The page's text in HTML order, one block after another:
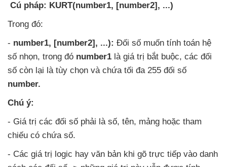
Cú pháp: KURT(number1, [number2], ...)
Trong đó:
- number1, [number2], ...): Đối số muốn tính toán hệ
số nhọn, trong đó number1 là giá trị bắt buộc, các đối
số còn lại là tùy chọn và chứa tối đa 255 đối số
number.
Chú ý:
- Giá trị các đối số phải là số, tên, mảng hoặc tham
chiếu có chứa số.
- Các giá trị logic hay văn bản khi gõ trực tiếp vào danh